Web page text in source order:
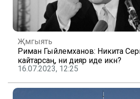
Җәмгыять
Риман Гыйлемханов: Никита
кайтарсаң, ни дияр иде икән?
16.07.2023, 12:25